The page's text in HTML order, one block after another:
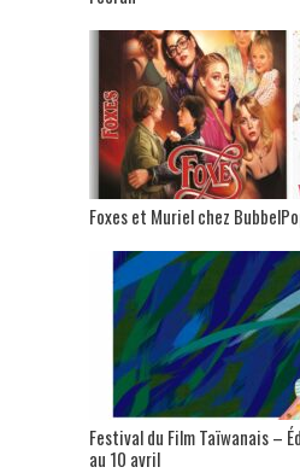
Foxes et Muriel chez
Festival du Film Taïwanais –
au 10 avril